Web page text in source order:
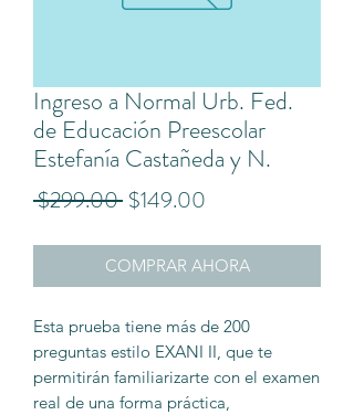
Ingreso a Normal Urb. Fed.
de Educación Preescolar
Estefanía Castañeda y N.
$299.00 Precio
$149.00
oferta
COMPRAR AHORA
Esta prueba tiene más de 200
preguntas estilo EXANI II, que te
permitirán familiarizarte con el examen
real de una forma práctica,